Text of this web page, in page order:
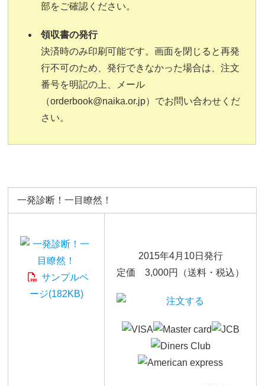
部をご確認ください。
領収書の発行
決済時のみ印刷可能です。画面を閉じると再発
行不可のため、発行できなかった場合は、注文
番号を明記の上、メール
（orderbook@naika.or.jp）でお問い合わせくだ
さい。
一発診断！一目瞭然！
サンプルペ
ージ(182KB)
2015年4月10日発行
定価 3,000円（送料・税込）